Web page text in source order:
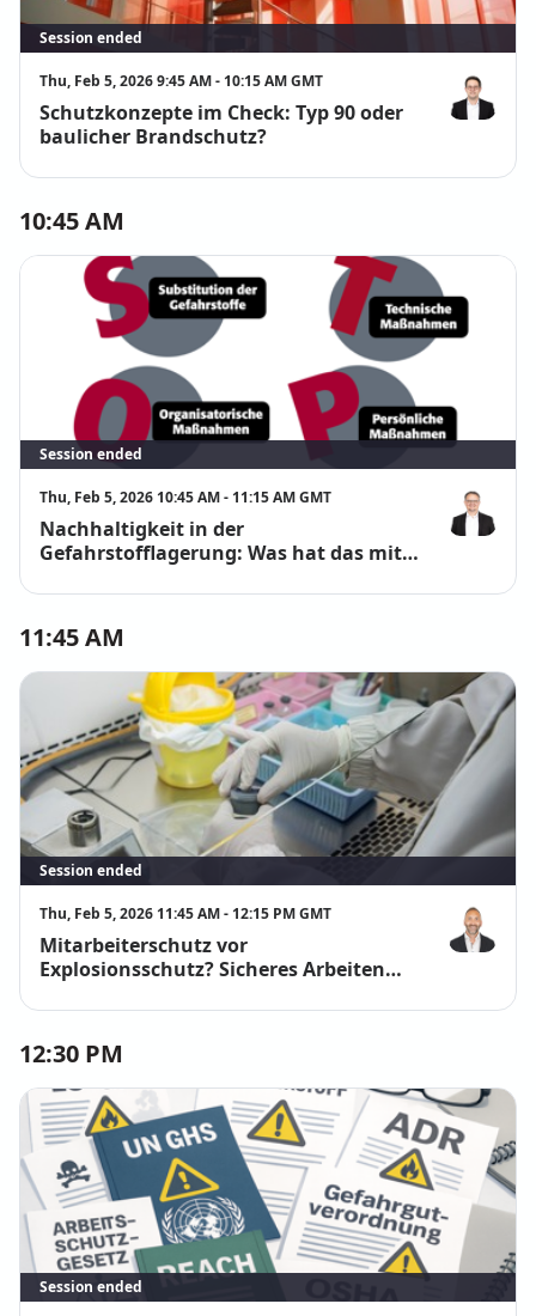
Session ended
Thu, Feb 5, 2026 9:45 AM - 10:15 AM GMT
Schutzkonzepte im Check: Typ 90 oder
baulicher Brandschutz?
Christian
10:45 AM
Session ended
Thu, Feb 5, 2026 10:45 AM - 11:15 AM GMT
Nachhaltigkeit in der
Gefahrstofflagerung: Was hat das mit
Jörg Gerber
11:45 AM
Session ended
Thu, Feb 5, 2026 11:45 AM - 12:15 PM GMT
Mitarbeiterschutz vor
Explosionsschutz? Sicheres Arbeiten
Markus
12:30 PM
Session ended